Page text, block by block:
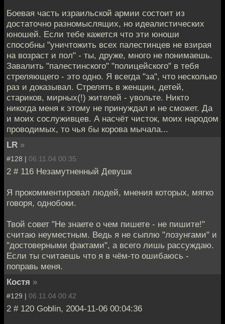
Боевая часть израильской армии состоит из
достаточно разномыслящих, но идеалистических
юношей. Если тебе кажется что эти юноши
способны "уничтожить всех палестинцев не взирая
на возраст и пол" - ты, друже, много не понимаешь.
Завалить "палестинского" "полицейского" в тебя
стреляющего - это одно. Я всегда "за", что несколько
раз и доказывал. Стрелять в женщин, детей,
стариков, мирных(!) жителей - увольте. Никто
никогда меня к этому не принуждал и не сможет. Да
и моих сослуживцев. А насчёт чисток, моих народом
проводимых, то чья бы корова мычала...
LR »
#128 | 06.11.04 00:35
2 # 116 Незамутненный Девушк
Я прокомментировал людей, мнения которых, мягко
говоря, однобоки.
Твой совет "Не знаете о чем пишете - не пишите!"
считаю неуместным. Ведь я не сыплю "лозунгами" и
"достоверными фактами", а всего лишь рассуждаю.
Если ты считаешь что я в чём-то ошибаюсь -
поправь меня.
Костя »
#129 | 06.11.04 00:42
2 # 120 Goblin, 2004-11-06 00:04:36